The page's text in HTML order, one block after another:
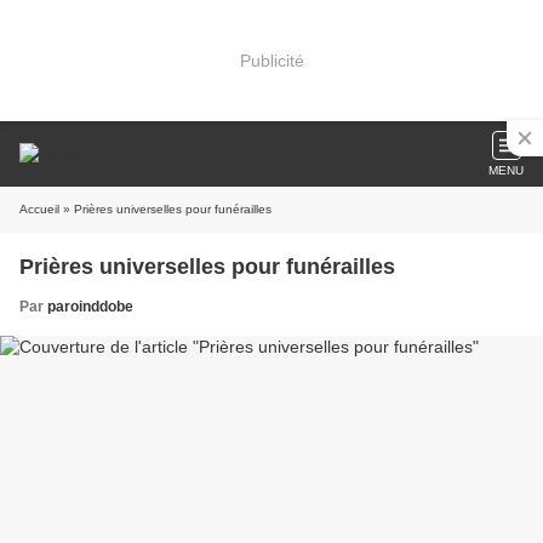
Publicité
MENU
Accueil » Prières universelles pour funérailles
Prières universelles pour funérailles
Par paroinddobe